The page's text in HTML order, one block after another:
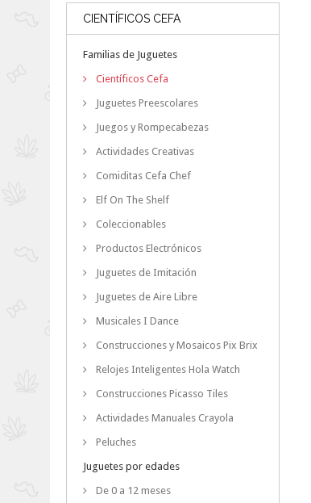
CIENTÍFICOS CEFA
Familias de Juguetes
Científicos Cefa
Juguetes Preescolares
Juegos y Rompecabezas
Actividades Creativas
Comiditas Cefa Chef
Elf On The Shelf
Coleccionables
Productos Electrónicos
Juguetes de Imitación
Juguetes de Aire Libre
Musicales I Dance
Construcciones y Mosaicos Pix Brix
Relojes Inteligentes Hola Watch
Construcciones Picasso Tiles
Actividades Manuales Crayola
Peluches
Juguetes por edades
De 0 a 12 meses